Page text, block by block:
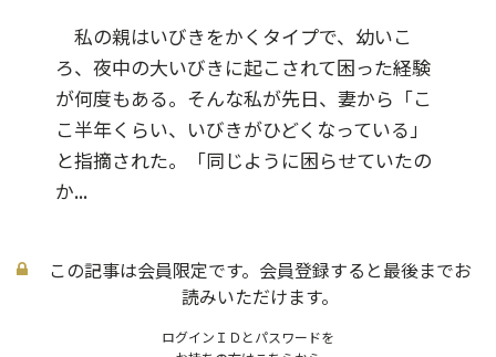
私の親はいびきをかくタイプで、幼いこ
ろ、夜中の大いびきに起こされて困った経験
が何度もある。そんな私が先日、妻から「こ
こ半年くらい、いびきがひどくなっている」
と指摘された。「同じように困らせていたの
か...
この記事は会員限定です。会員登録すると最後までお
読みいただけます。
ログインＩＤとパスワードを